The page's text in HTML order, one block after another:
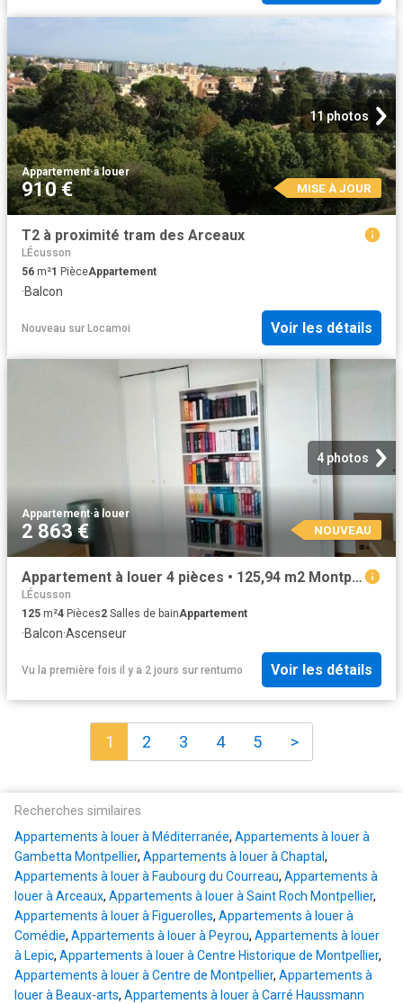
11 photos
Appartement·à louer
910 € MISE À JOUR
T2 à proximité tram des Arceaux
LÉcusson
56 m²1 PièceAppartement
·Balcon
Nouveau sur Locamoi Voir les détails
4 photos
Appartement·à louer
2 863 € NOUVEAU
Appartement à louer 4 pièces • 125,94 m2 Montpellier
LÉcusson
125 m²4 Pièces2 Salles de bainAppartement
·Balcon·Ascenseur
Vu la première fois il y a 2 jours sur rentumo Voir les détails
1 2 3 4 5 >
Recherches similaires
Appartements à louer à Méditerranée, Appartements à louer à
Gambetta Montpellier, Appartements à louer à Chaptal,
Appartements à louer à Faubourg du Courreau, Appartements à
louer à Arceaux, Appartements à louer à Saint Roch Montpellier,
Appartements à louer à Figuerolles, Appartements à louer à
Comédie, Appartements à louer à Peyrou, Appartements à louer
à Lepic, Appartements à louer à Centre Historique de Montpellier,
Appartements à louer à Centre de Montpellier, Appartements à
louer à Beaux-arts, Appartements à louer à Carré Haussmann